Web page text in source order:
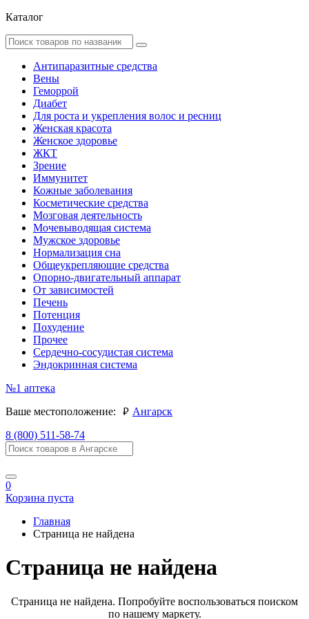
Каталог
Антипаразитные средства
Вены
Геморрой
Диабет
Для роста и укрепления волос и ресниц
Женская красота
Женское здоровье
ЖКТ
Зрение
Иммунитет
Кожные заболевания
Косметические средства
Мозговая деятельность
Мочевыводящая система
Мужское здоровье
Нормализация сна
Общеукрепляющие средства
Опорно-двигательный аппарат
От зависимостей
Печень
Потенция
Похудение
Прочее
Сердечно-сосудистая система
Эндокринная система
№1 аптека
Ваше местоположение:
руб. Ангарск
8 (800) 511-58-74
0
Корзина пуста
Главная
Страница не найдена
Страница не найдена
Страница не найдена. Попробуйте воспользоваться поиском
по нашему маркету.